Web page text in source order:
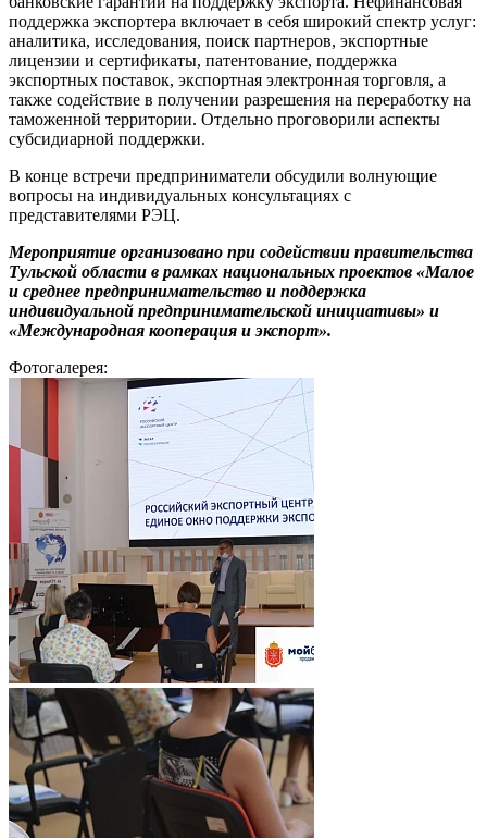
поддержка экспортера включает в себя широкий спектр услуг:
аналитика, исследования, поиск партнеров, экспортные
лицензии и сертификаты, патентование, поддержка
экспортных поставок, экспортная электронная торговля, а
также содействие в получении разрешения на переработку на
таможенной территории. Отдельно проговорили аспекты
субсидиарной поддержки.
В конце встречи предприниматели обсудили волнующие
вопросы на индивидуальных консультациях с
представителями РЭЦ.
Мероприятие организовано при содействии правительства
Тульской области в рамках национальных проектов «Малое
и среднее предпринимательство и поддержка
индивидуальной предпринимательской инициативы» и
«Международная кооперация и экспорт».
Фотогалерея: